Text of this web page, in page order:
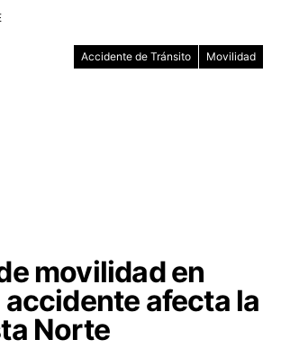
Accidente de Tránsito Movilidad
movilidad en
afecta la
Norte